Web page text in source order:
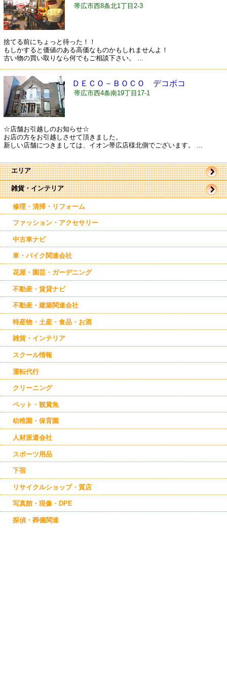
雑貨・インテリア
修理・清掃・リフォーム
ファッション・アクセサリー
中古車ナビ
車・バイク関連会社
花屋・園芸・ガーデニング
不動産・賃貸ナビ
不動産・建築関連会社
特産物・土産・食品・お酒
雑貨・インテリア
スクール情報
運転代行
クリーニング
ペット・観賞魚
幼稚園・保育園
人材派遣会社
スポーツ用品
下宿
リサイクルショップ・質店
写真館・現像・DPE
探偵・葬儀関連
エリア
帯広市
駅近郊
駅周辺
東帯広
西帯広
南帯広
音更
幕別
更別
帯広市西8条北1丁目2-3
捨てる前にちょっと待った！！
もしかすると価値のある高価なものかもしれませんよ！
古い物の買い取りなら何でもご相談下さい。 ...
ＤＥＣＯ－ＢＯＣＯ デコボコ
帯広市西4条南19丁目17-1
☆店舗お引越しのお知らせ☆
お店の方をお引越しさせて頂きました。
新しい店舗につきましては、イオン帯広店様北側でございます。 ...